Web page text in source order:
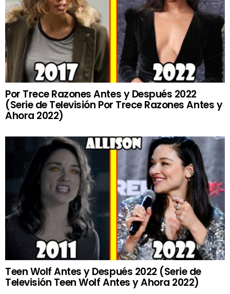
Por Trece Razones Antes y Después 2022
(Serie de Televisión Por Trece Razones Antes y
Ahora 2022)
Teen Wolf Antes y Después 2022 (Serie de
Televisión Teen Wolf Antes y Ahora 2022)